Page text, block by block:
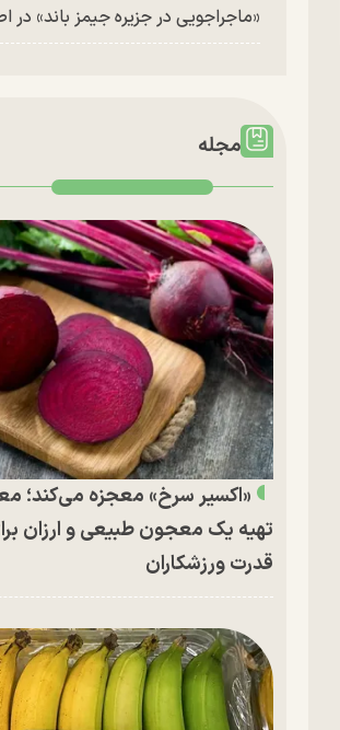
«ماجراجویی در جزیره جیمز باند» در
مجله
«اکسیر سرخ» معجزه می‌کند؛
تهیه یک معجون طبیعی و ارزان
قدرت ورزشکاران